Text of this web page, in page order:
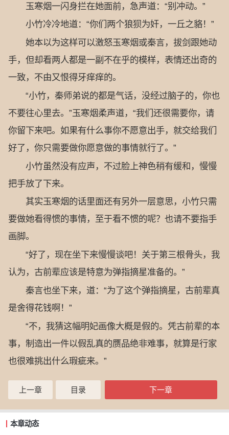
玉寒烟一闪身拦在她面前，急声道：“别冲动。”
小竹冷冷地道：“你们两个狼狈为奸，一丘之貉！”
她本以为这样可以激怒玉寒烟或秦言，拔剑跟她动
手，但却看两人都是一副不在乎的模样，表情还出奇的
一致，不由又恨得牙痒痒的。
“小竹，秦师弟说的都是气话，没经过脑子的，你也
不要往心里去。”玉寒烟柔声道，“我们还很需要你，请
你留下来吧。如果有什么事你不愿意出手，就交给我们
好了，你只需要做你愿意做的事情就行了。”
小竹虽然没有应声，不过脸上神色稍有缓和，慢慢
把手放了下来。
其实玉寒烟的话里面还有另外一层意思，小竹只需
要做她看得惯的事情，至于看不惯的呢？也请不要指手
画脚。
“好了，现在坐下来慢慢谈吧！关于第三根骨头，我
认为，古前辈应该是特意为弹指摘星准备的。”
秦言也坐下来，道：“为了这个弹指摘星，古前辈真
是舍得花钱啊！”
“不，我猜这幅明妃画像大概是假的。凭古前辈的本
事，制造出一件以假乱真的赝品绝非难事，就算是行家
也很难挑出什么瑕疵来。”
上一章 目录 下一章
本章动态